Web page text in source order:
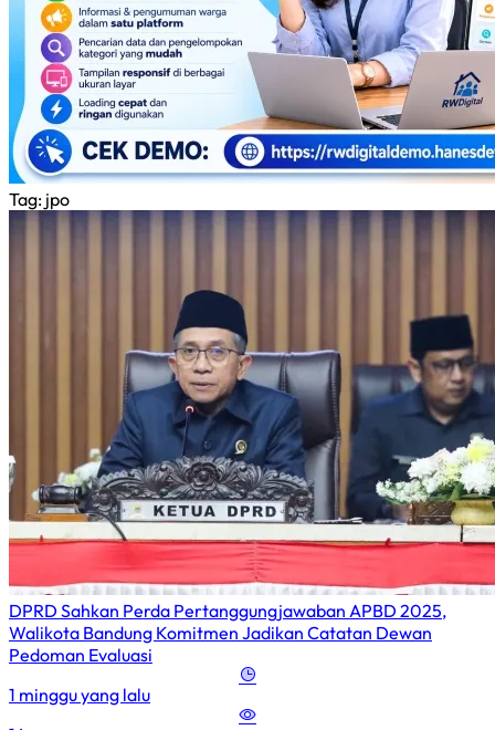
Tag: jpo
DPRD Sahkan Perda Pertanggungjawaban APBD 2025,
Walikota Bandung Komitmen Jadikan Catatan Dewan
Pedoman Evaluasi
1 minggu yang lalu